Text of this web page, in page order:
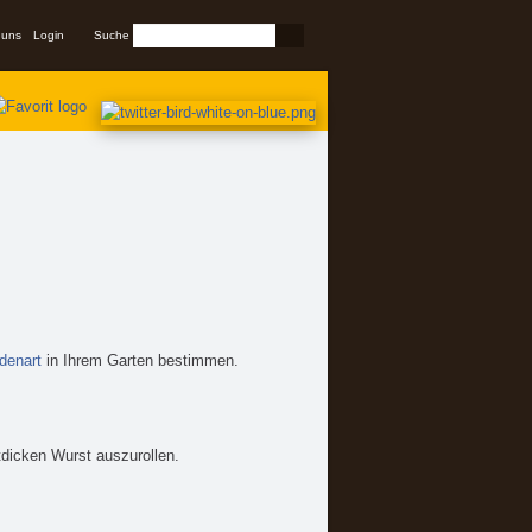
Suchformular
Suche
Login
in Ihrem Garten bestimmen.
Wurst auszurollen.